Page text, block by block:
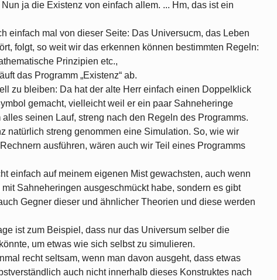
ja die Existenz von einfach allem. ... Hm, das ist ein
einfach mal von dieser Seite: Das Universucm, das Leben
folgt, so weit wir das erkennen können bestimmten Regeln:
Prinzipien etc.,
das Programm „Existenz“ ab.
zu bleiben: Da hat der alte Herr einfach einen Doppelklick
gemacht, vielleicht weil er ein paar Sahneheringe
seinen Lauf, streng nach den Regeln des Programms.
natürlich streng genommen eine Simulation. So, wie wir
ausführen, wären auch wir Teil eines Programms
einfach auf meinem eigenen Mist gewachsten, auch wenn
Sahneheringen ausgeschmückt habe, sondern es gibt
Gegner dieser und ähnlicher Theorien und diese werden
ist zum Beispiel, dass nur das Universum selber die
um etwas wie sich selbst zu simulieren.
recht seltsam, wenn man davon ausgeht, dass etwas
auch nicht innerhalb dieses Konstruktes nach